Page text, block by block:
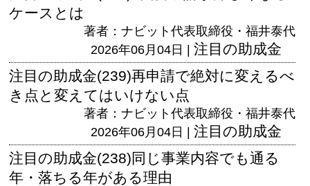
ケースとは
著者：ナビット代表取締役・福井泰代
2026年06月04日 | 注目の助成金
注目の助成金(239)再申請で絶対に変えるべ
き点と変えてはいけない点
著者：ナビット代表取締役・福井泰代
2026年06月04日 | 注目の助成金
注目の助成金(238)同じ事業内容でも通る
年・落ちる年がある理由